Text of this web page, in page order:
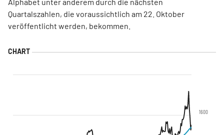
Quartalszahlen, die voraussichtlich am 22. Oktober
veröffentlicht werden, bekommen.
1600